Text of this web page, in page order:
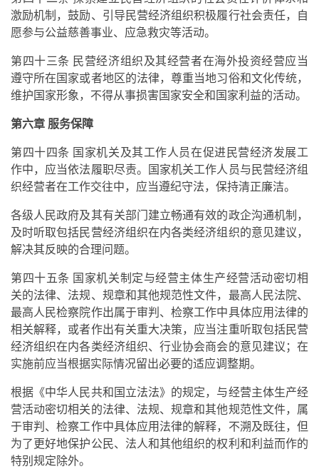
激励机制，鼓励、引导民营经济组织积极履行社会责任，自
愿参与公益慈善事业、应急救灾等活动。
第四十三条 民营经济组织及其经营者在海外投资经营应当
遵守所在国家或者地区的法律，尊重当地习俗和文化传统，
维护国家形象，不得从事损害国家安全和国家利益的活动。
第六章 服务保障
第四十四条 国家机关及其工作人员在促进民营经济发展工
作中，应当依法履职尽责。国家机关工作人员与民营经济组
织经营者在工作交往中，应当遵纪守法，保持清正廉洁。
各级人民政府及其有关部门建立畅通有效的政企沟通机制，
及时听取包括民营经济组织在内各类经济组织的意见建议，
解决其反映的合理问题。
第四十五条 国家机关制定与经营主体生产经营活动密切相
关的法律、法规、规章和其他规范性文件，最高人民法院、
最高人民检察院作出属于审判、检察工作中具体应用法律的
相关解释，或者作出有关重大决策，应当注重听取包括民营
经济组织在内各类经济组织、行业协会商会的意见建议；在
实施前应当根据实际情况留出必要的适应调整期。
根据《中华人民共和国立法法》的规定，与经营主体生产经
营活动密切相关的法律、法规、规章和其他规范性文件，属
于审判、检察工作中具体应用法律的解释，不溯及既往，但
为了更好地保护公民、法人和其他组织的权利和利益而作的
特别规定除外。